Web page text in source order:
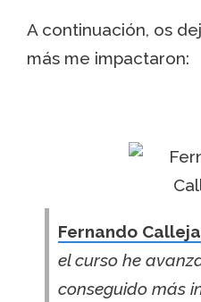
A continuación, os
más me impactaron:
Fernando Calleja
el curso he
conseguido más